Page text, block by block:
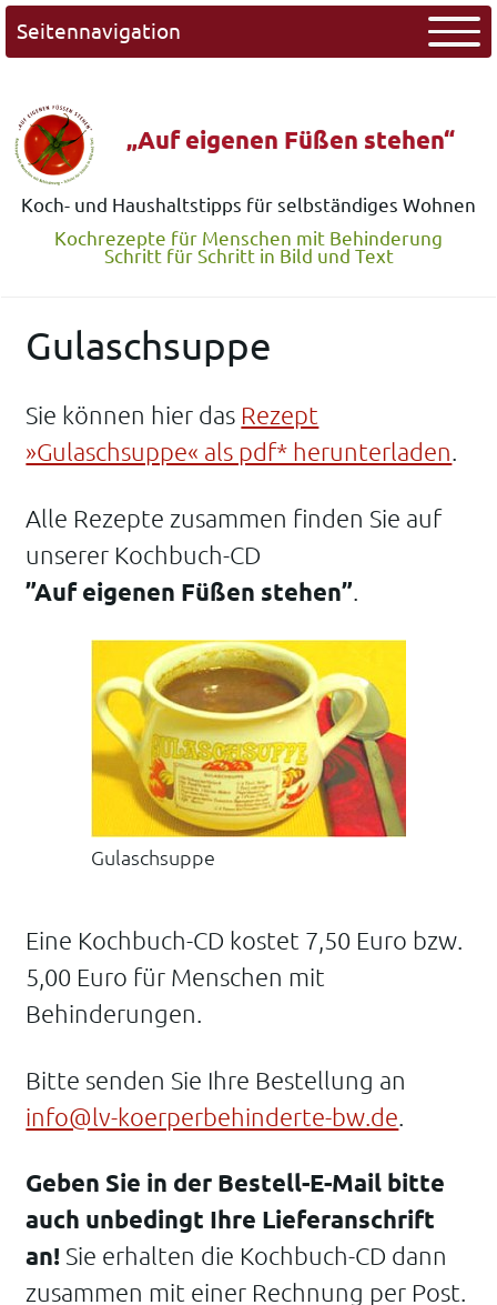
Seitennavigation
„Auf eigenen Füßen stehen“
Koch- und Haushaltstipps für selbständiges Wohnen
Kochrezepte für Menschen mit Behinderung
Schritt für Schritt in Bild und Text
Gulaschsuppe
Sie können hier das Rezept
»Gulaschsuppe« als pdf* herunterladen.
Alle Rezepte zusammen finden Sie auf
unserer Kochbuch-CD
”Auf eigenen Füßen stehen”.
Gulaschsuppe
Eine Kochbuch-CD kostet 7,50 Euro bzw.
5,00 Euro für Menschen mit
Behinderungen.
Bitte senden Sie Ihre Bestellung an
info@lv-koerperbehinderte-bw.de
Geben Sie in der Bestell-E-Mail bitte
auch unbedingt Ihre Lieferanschrift
an! Sie erhalten die Kochbuch-CD dann
zusammen mit einer Rechnung per Post.